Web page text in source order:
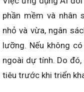
phần mềm và nhân
nhỏ và vừa, ngân
lưỡng. Nếu không
ngoài dự tính. Do
tiêu trước khi triển